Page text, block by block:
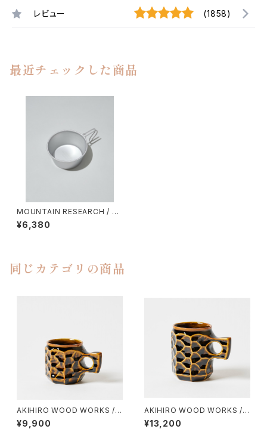
レビュー (1858)
最近チェックした商品
MOUNTAIN RESEARCH / A
NARCHO CUP
¥6,380
同じカテゴリの商品
AKIHIRO WOOD WORKS / J
INCUP CERAMIC（M）
¥9,900
AKIHIRO WOOD WORKS / J
INCUP CERAMIC（L）
¥13,200